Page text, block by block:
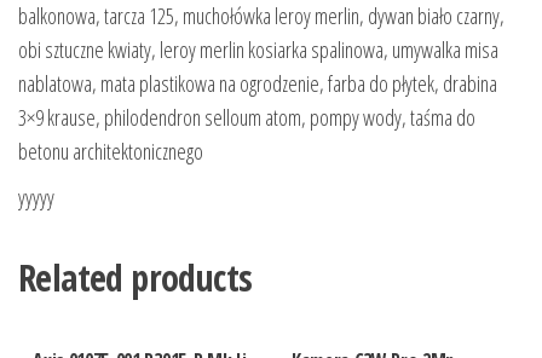
balkonowa, tarcza 125, muchołówka leroy merlin, dywan biało czarny,
obi sztuczne kwiaty, leroy merlin kosiarka spalinowa, umywalka misa
nablatowa, mata plastikowa na ogrodzenie, farba do płytek, drabina
3×9 krause, philodendron selloum atom, pompy wody, taśma do
betonu architektonicznego
yyyyy
Related products